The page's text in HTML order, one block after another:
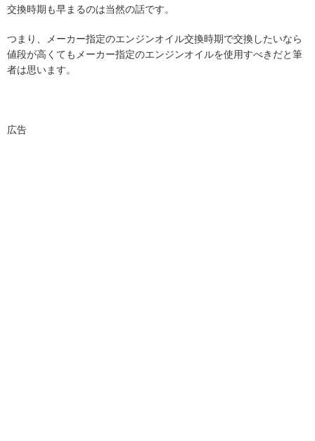
交換時期も早まるのは当然の話です。
つまり、メーカー指定のエンジンオイル交換時期で交換したいなら
値段が高くてもメーカー指定のエンジンオイルを使用すべきだと筆
者は思います。
広告